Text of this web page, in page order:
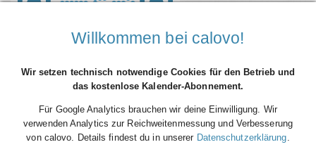
Willkommen bei calovo!
Wir setzen technisch notwendige Cookies für den Betrieb und
das kostenlose Kalender-Abonnement.
Für Google Analytics brauchen wir deine Einwilligung. Wir
verwenden Analytics zur Reichweitenmessung und Verbesserung
von calovo. Details findest du in unserer Datenschutzerklärung.